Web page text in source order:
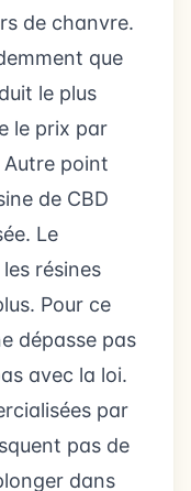
de chanvre.
que
le plus
le prix par
Autre point
de CBD
Le
résines
Pour ce
dépasse pas
avec la loi.
par
pas de
dans